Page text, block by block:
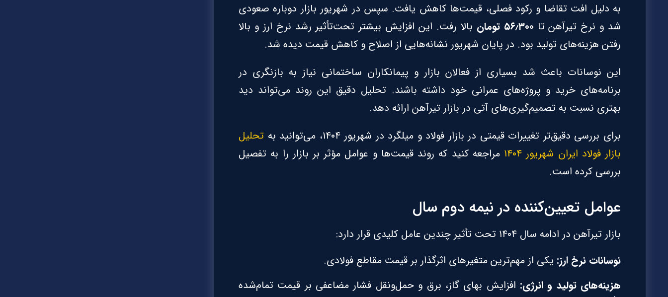
به دلیل افت تقاضا و رکود فصلی، قیمت‌ها کاهش یافت. سپس در شهریور بازار دوباره صعودی
شد و نرخ تیرآهن تا ۵۶٫۳۰۰ تومان
بالا رفت. این افزایش بیشتر تحت‌تأثیر رشد نرخ ارز و بالا
رفتن هزینه‌های تولید بود. در پایان شهریور نشانه‌هایی از اصلاح و کاهش قیمت دیده شد.
این نوسانات باعث شد بسیاری از فعالان بازار و پیمانکاران ساختمانی نیاز به بازنگری در
برنامه‌های خرید و پروژه‌های عمرانی خود داشته باشند. تحلیل دقیق این روند می‌تواند دید
بهتری نسبت به تصمیم‌گیری‌های آتی در بازار تیرآهن ارائه دهد.
برای بررسی دقیق‌تر تغییرات قیمتی در بازار فولاد و میلگرد در شهریور ۱۴۰۴، می‌توانید به
تحلیل
بازار فولاد ایران شهریور ۱۴۰۴
مراجعه کنید که روند قیمت‌ها و عوامل مؤثر بر بازار را به تفصیل
بررسی کرده است.
عوامل تعیین‌کننده در نیمه دوم سال
بازار تیرآهن در ادامه سال ۱۴۰۴ تحت تأثیر چندین عامل کلیدی قرار دارد:
نوسانات نرخ ارز: یکی از مهم‌ترین متغیرهای اثرگذار بر قیمت مقاطع فولادی.
هزینه‌های تولید و انرژی: افزایش بهای گاز، برق و حمل‌ونقل فشار مضاعفی بر قیمت تمام‌شده